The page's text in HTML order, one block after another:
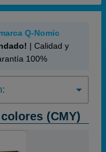
Q-Nomic
| Calidad y
100%
(CMY)